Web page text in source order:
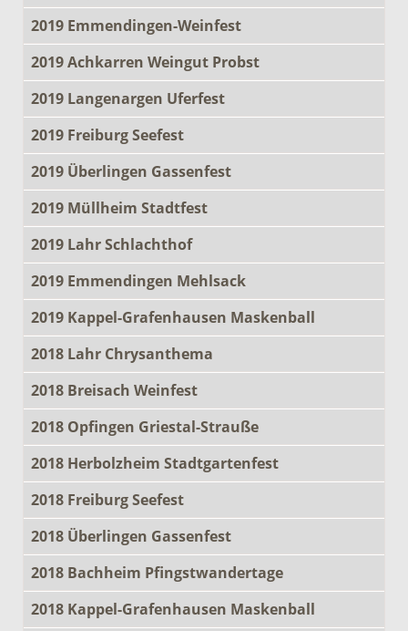
2019 Emmendingen-Weinfest
2019 Achkarren Weingut Probst
2019 Langenargen Uferfest
2019 Freiburg Seefest
2019 Überlingen Gassenfest
2019 Müllheim Stadtfest
2019 Lahr Schlachthof
2019 Emmendingen Mehlsack
2019 Kappel-Grafenhausen Maskenball
2018 Lahr Chrysanthema
2018 Breisach Weinfest
2018 Opfingen Griestal-Strauße
2018 Herbolzheim Stadtgartenfest
2018 Freiburg Seefest
2018 Überlingen Gassenfest
2018 Bachheim Pfingstwandertage
2018 Kappel-Grafenhausen Maskenball